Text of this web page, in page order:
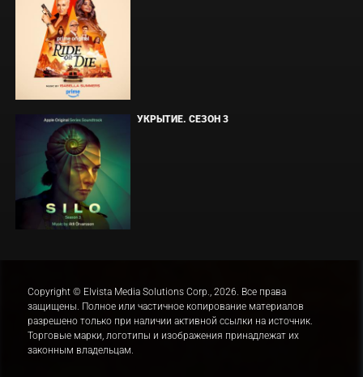
УКРЫТИЕ. СЕЗОН 3
Copyright © Elvista Media Solutions Corp., 2026. Все права
защищены. Полное или частичное копирование материалов
разрешено только при наличии активной ссылки на источник.
Торговые марки, логотипы и изображения принадлежат их
законным владельцам.